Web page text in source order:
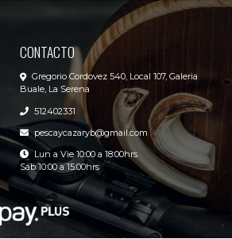
CONTACTO
Gregorio Cordovez 540, Local 107, Galeria
Buale, La Serena
512402331
pescaycazaryb@gmail.com
Lun a Vie 10:00 a 18:00hrs
Sáb 10:00 a 15:00hrs